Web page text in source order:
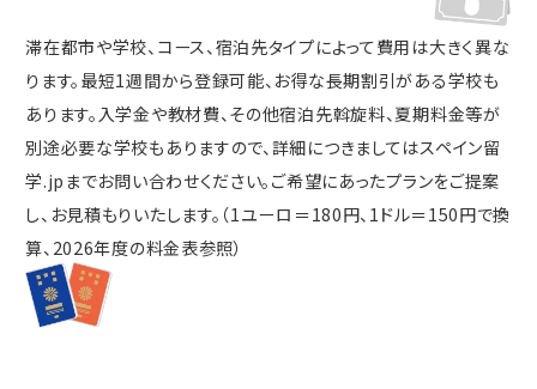
滞在都市や学校、コース、宿泊先タイプによって費用は大きく異な
ります。最短1週間から登録可能、お得な長期割引がある学校も
あります。入学金や教材費、その他宿泊先斡旋料、夏期料金等が
別途必要な学校もありますので、詳細につきましてはスペイン留
学.jpまでお問い合わせください。ご希望にあったプランをご提案
し、お見積もりいたします。（1ユーロ＝180円、1ドル＝150円で換
算、2026年度の料金表参照）